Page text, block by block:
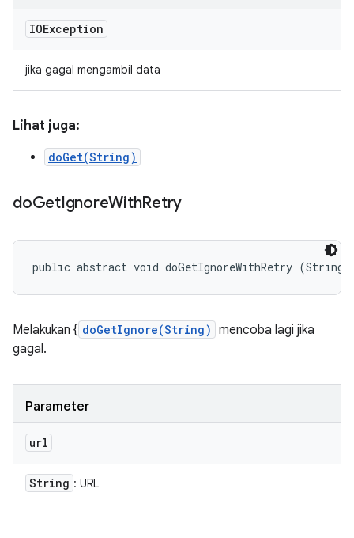
IOException
jika gagal mengambil data
Lihat juga:
doGet(String)
doGetIgnoreWithRetry
public abstract void doGetIgnoreWithRetry
Melakukan { doGetIgnore(String) mencoba lagi jika
gagal.
Parameter
url
String : URL